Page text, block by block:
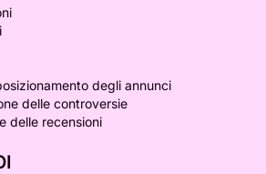
degli annunci
delle controversie
delle recensioni